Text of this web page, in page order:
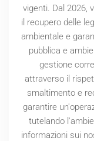
vigenti. Dal 2026,
il recupero delle
ambientale e
pubblica e
gestione
attraverso il
smaltimento e
garantire
tutelando
informazioni sui